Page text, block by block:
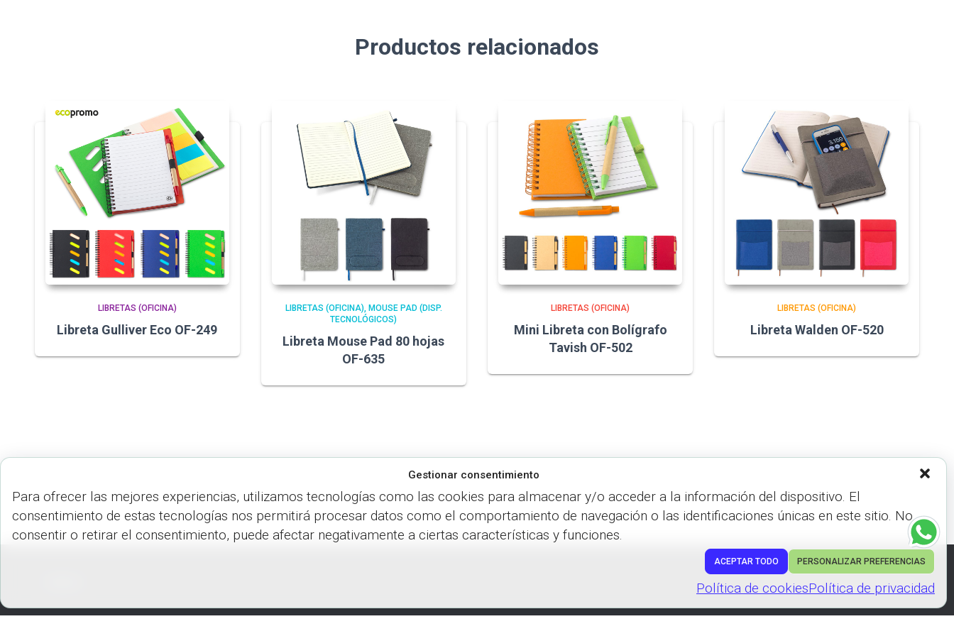
Gestionar consentimiento
Para ofrecer las mejores experiencias, utilizamos tecnologías como las cookies para almacenar y/o acceder a la información del dispositivo. El
consentimiento de estas tecnologías nos permitirá procesar datos como el comportamiento de navegación o las identificaciones únicas en este sitio. No
consentir o retirar el consentimiento, puede afectar negativamente a ciertas características y funciones.
ACEPTAR TODO PERSONALIZAR PREFERENCIAS
Política de cookiesPolítica de privacidad
Productos relacionados
LIBRETAS (OFICINA)
Libreta Gulliver Eco OF-249
LIBRETAS (OFICINA) MOUSE PAD (DISP.
TECNOLÓGICOS)
Libreta Mouse Pad 80 hojas
OF-635
LIBRETAS (OFICINA)
Mini Libreta con Bolígrafo
Tavish OF-502
LIBRETAS (OFICINA)
Libreta Walden OF-520
Hestia | Desarrollado por ThemeIsle